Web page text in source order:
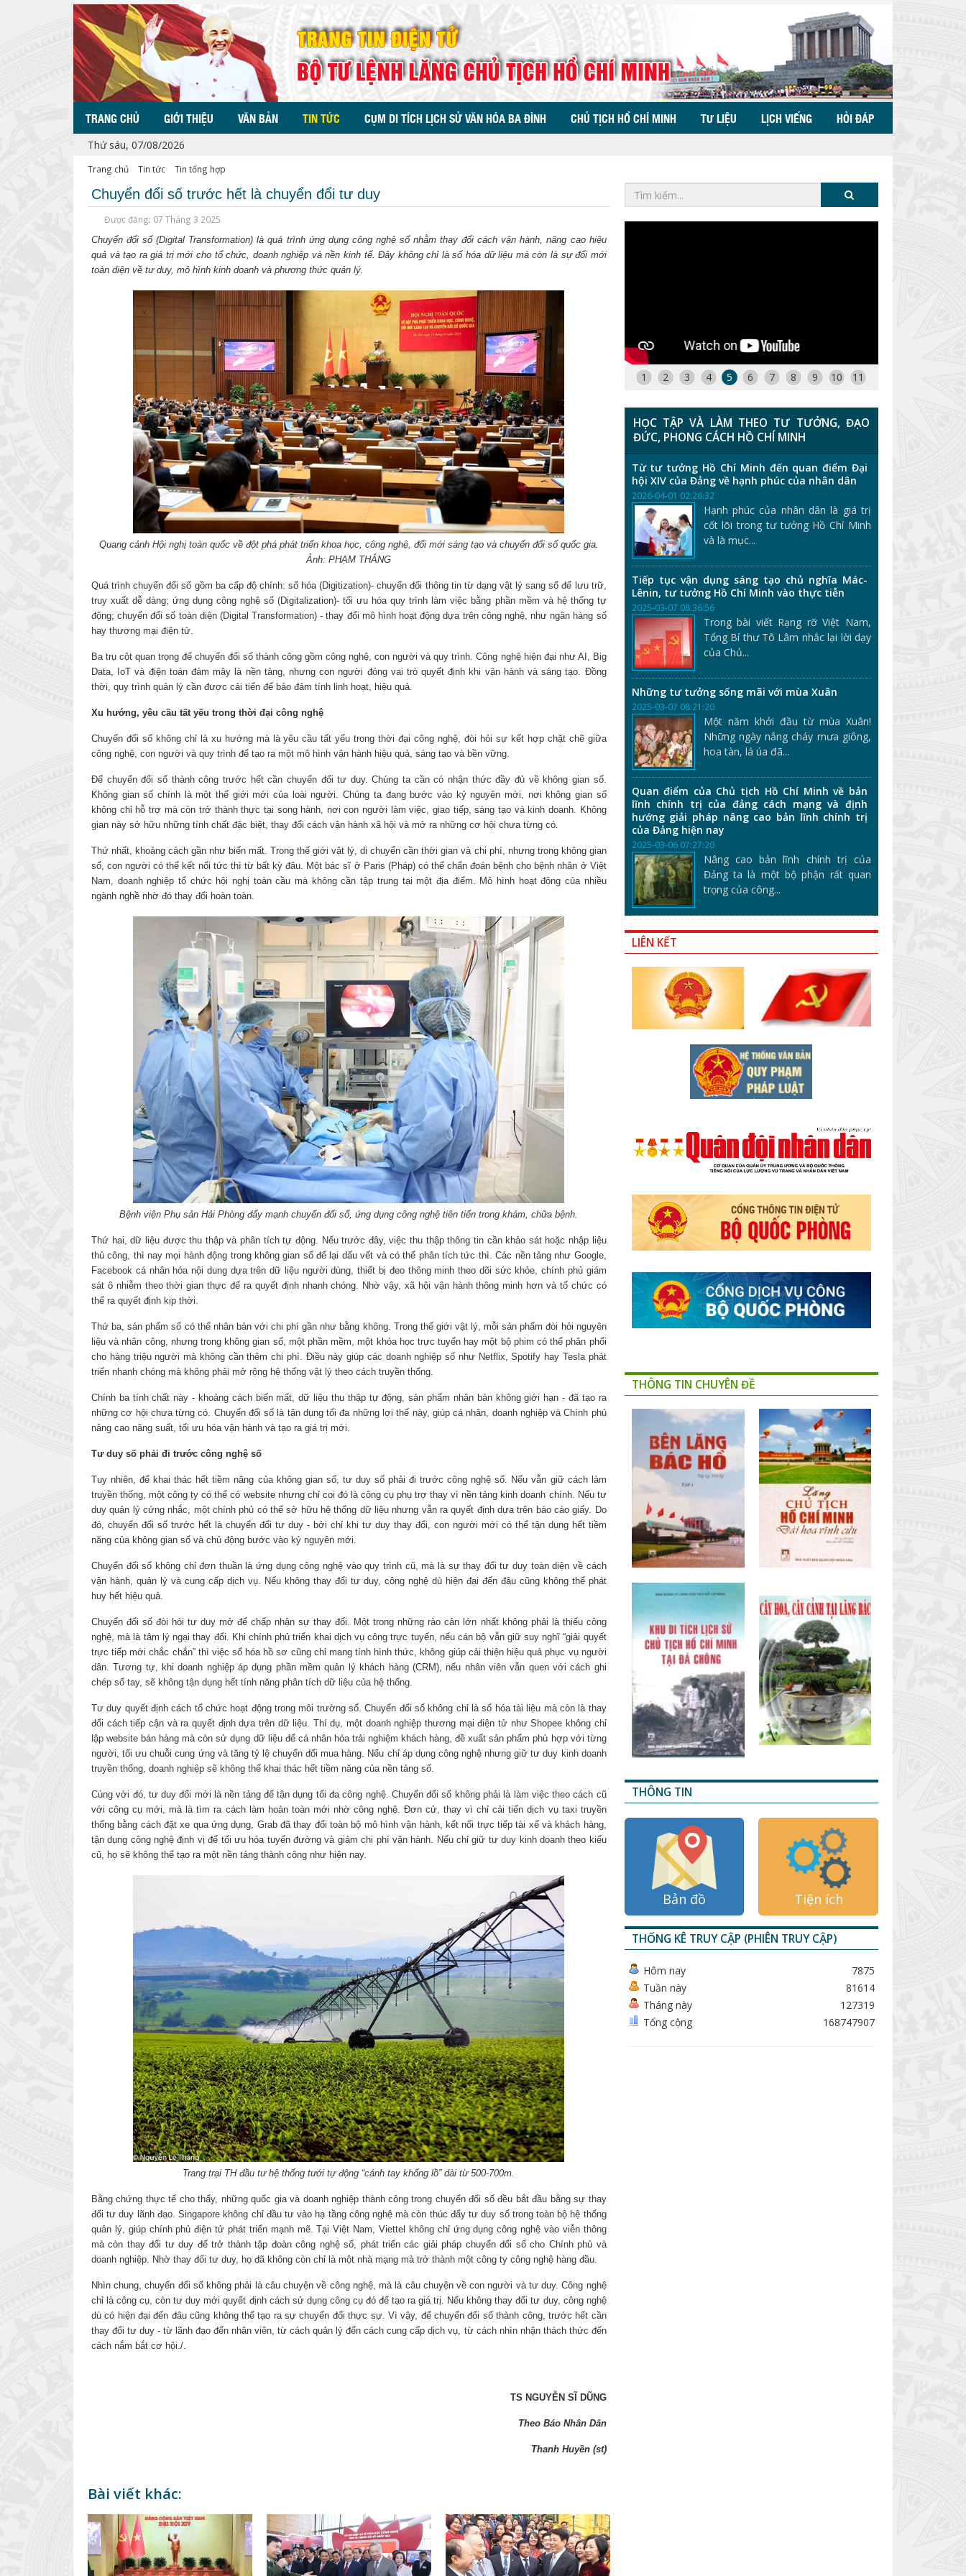
TRANG CHỦ GIỚI THIỆU VĂN BẢN TIN TỨC CỤM DI TÍCH LỊCH SỬ VĂN HÓA BA ĐÌNH CHỦ TỊCH HỒ CHÍ MINH TƯ LIỆU LỊCH VIẾNG HỎI ĐÁP
Thứ sáu, 07/08/2026
Trang chủ Tin tức Tin tổng hợp
Chuyển đổi số trước hết là chuyển đổi tư duy
Được đăng: 07 Tháng 3 2025
Chuyển đổi số (Digital Transformation) là quá trình ứng dụng công nghệ số nhằm thay đổi cách vận hành, nâng cao hiệu
quả và tạo ra giá trị mới cho tổ chức, doanh nghiệp và nền kinh tế. Đây không chỉ là số hóa dữ liệu mà còn là sự đổi mới
toàn diện về tư duy, mô hình kinh doanh và phương thức quản lý.
Quang cảnh Hội nghị toàn quốc về đột phá phát triển khoa học, công nghệ, đổi mới sáng tạo và chuyển đổi số quốc gia.
Ảnh: PHẠM THẮNG
Quá trình chuyển đổi số gồm ba cấp độ chính: số hóa (Digitization)- chuyển đổi thông tin từ dạng vật lý sang số để lưu trữ,
truy xuất dễ dàng; ứng dụng công nghệ số (Digitalization)- tối ưu hóa quy trình làm việc bằng phần mềm và hệ thống tự
động; chuyển đổi số toàn diện (Digital Transformation) - thay đổi mô hình hoạt động dựa trên công nghệ, như ngân hàng số
hay thương mại điện tử.
Ba trụ cột quan trọng để chuyển đổi số thành công gồm công nghệ, con người và quy trình. Công nghệ hiện đại như AI, Big
Data, IoT và điện toán đám mây là nền tảng, nhưng con người đóng vai trò quyết định khi vận hành và sáng tạo. Đồng
thời, quy trình quản lý cần được cải tiến để bảo đảm tính linh hoạt, hiệu quả.
Xu hướng, yêu cầu tất yếu trong thời đại công nghệ
Chuyển đổi số không chỉ là xu hướng mà là yêu cầu tất yếu trong thời đại công nghệ, đòi hỏi sự kết hợp chặt chẽ giữa
công nghệ, con người và quy trình để tạo ra một mô hình vận hành hiệu quả, sáng tạo và bền vững.
Để chuyển đổi số thành công trước hết cần chuyển đổi tư duy. Chúng ta cần có nhận thức đầy đủ về không gian số.
Không gian số chính là một thế giới mới của loài người. Chúng ta đang bước vào kỷ nguyên mới, nơi không gian số
không chỉ hỗ trợ mà còn trở thành thực tại song hành, nơi con người làm việc, giao tiếp, sáng tạo và kinh doanh. Không
gian này sở hữu những tính chất đặc biệt, thay đổi cách vận hành xã hội và mở ra những cơ hội chưa từng có.
Thứ nhất, khoảng cách gần như biến mất. Trong thế giới vật lý, di chuyển cần thời gian và chi phí, nhưng trong không gian
số, con người có thể kết nối tức thì từ bất kỳ đâu. Một bác sĩ ở Paris (Pháp) có thể chẩn đoán bệnh cho bệnh nhân ở Việt
Nam, doanh nghiệp tổ chức hội nghị toàn cầu mà không cần tập trung tại một địa điểm. Mô hình hoạt động của nhiều
ngành nghề nhờ đó thay đổi hoàn toàn.
Bệnh viện Phụ sản Hải Phòng đẩy mạnh chuyển đổi số, ứng dụng công nghệ tiên tiến trong khám, chữa bệnh.
Thứ hai, dữ liệu được thu thập và phân tích tự động. Nếu trước đây, việc thu thập thông tin cần khảo sát hoặc nhập liệu
thủ công, thì nay mọi hành động trong không gian số để lại dấu vết và có thể phân tích tức thì. Các nền tảng như Google,
Facebook cá nhân hóa nội dung dựa trên dữ liệu người dùng, thiết bị đeo thông minh theo dõi sức khỏe, chính phủ giám
sát ô nhiễm theo thời gian thực để ra quyết định nhanh chóng. Nhờ vậy, xã hội vận hành thông minh hơn và tổ chức có
thể ra quyết định kịp thời.
Thứ ba, sản phẩm số có thể nhân bản với chi phí gần như bằng không. Trong thế giới vật lý, mỗi sản phẩm đòi hỏi nguyên
liệu và nhân công, nhưng trong không gian số, một phần mềm, một khóa học trực tuyến hay một bộ phim có thể phân phối
cho hàng triệu người mà không cần thêm chi phí. Điều này giúp các doanh nghiệp số như Netflix, Spotify hay Tesla phát
triển nhanh chóng mà không phải mở rộng hệ thống vật lý theo cách truyền thống.
Chính ba tính chất này - khoảng cách biến mất, dữ liệu thu thập tự động, sản phẩm nhân bản không giới hạn - đã tạo ra
những cơ hội chưa từng có. Chuyển đổi số là tận dụng tối đa những lợi thế này, giúp cá nhân, doanh nghiệp và Chính phủ
nâng cao năng suất, tối ưu hóa vận hành và tạo ra giá trị mới.
Tư duy số phải đi trước công nghệ số
Tuy nhiên, để khai thác hết tiềm năng của không gian số, tư duy số phải đi trước công nghệ số. Nếu vẫn giữ cách làm
truyền thống, một công ty có thể có website nhưng chỉ coi đó là công cụ phụ trợ thay vì nền tảng kinh doanh chính. Nếu tư
duy quản lý cứng nhắc, một chính phủ có thể sở hữu hệ thống dữ liệu nhưng vẫn ra quyết định dựa trên báo cáo giấy. Do
đó, chuyển đổi số trước hết là chuyển đổi tư duy - bởi chỉ khi tư duy thay đổi, con người mới có thể tận dụng hết tiềm
năng của không gian số và chủ động bước vào kỷ nguyên mới.
Chuyển đổi số không chỉ đơn thuần là ứng dụng công nghệ vào quy trình cũ, mà là sự thay đổi tư duy toàn diện về cách
vận hành, quản lý và cung cấp dịch vụ. Nếu không thay đổi tư duy, công nghệ dù hiện đại đến đâu cũng không thể phát
huy hết hiệu quả.
Chuyển đổi số đòi hỏi tư duy mở để chấp nhận sự thay đổi. Một trong những rào cản lớn nhất không phải là thiếu công
nghệ, mà là tâm lý ngại thay đổi. Khi chính phủ triển khai dịch vụ công trực tuyến, nếu cán bộ vẫn giữ suy nghĩ “giải quyết
trực tiếp mới chắc chắn” thì việc số hóa hồ sơ cũng chỉ mang tính hình thức, không giúp cải thiện hiệu quả phục vụ người
dân. Tương tự, khi doanh nghiệp áp dụng phần mềm quản lý khách hàng (CRM), nếu nhân viên vẫn quen với cách ghi
chép sổ tay, sẽ không tận dụng hết tính năng phân tích dữ liệu của hệ thống.
Tư duy quyết định cách tổ chức hoạt động trong môi trường số. Chuyển đổi số không chỉ là số hóa tài liệu mà còn là thay
đổi cách tiếp cận và ra quyết định dựa trên dữ liệu. Thí dụ, một doanh nghiệp thương mại điện tử như Shopee không chỉ
lập website bán hàng mà còn sử dụng dữ liệu để cá nhân hóa trải nghiệm khách hàng, đề xuất sản phẩm phù hợp với từng
người, tối ưu chuỗi cung ứng và tăng tỷ lệ chuyển đổi mua hàng. Nếu chỉ áp dụng công nghệ nhưng giữ tư duy kinh doanh
truyền thống, doanh nghiệp sẽ không thể khai thác hết tiềm năng của nền tảng số.
Cùng với đó, tư duy đổi mới là nền tảng để tận dụng tối đa công nghệ. Chuyển đổi số không phải là làm việc theo cách cũ
với công cụ mới, mà là tìm ra cách làm hoàn toàn mới nhờ công nghệ. Đơn cử, thay vì chỉ cải tiến dịch vụ taxi truyền
thống bằng cách đặt xe qua ứng dụng, Grab đã thay đổi toàn bộ mô hình vận hành, kết nối trực tiếp tài xế và khách hàng,
tận dụng công nghệ định vị để tối ưu hóa tuyến đường và giảm chi phí vận hành. Nếu chỉ giữ tư duy kinh doanh theo kiểu
cũ, họ sẽ không thể tạo ra một nền tảng thành công như hiện nay.
Trang trại TH đầu tư hệ thống tưới tự động “cánh tay khổng lồ” dài từ 500-700m.
Bằng chứng thực tế cho thấy, những quốc gia và doanh nghiệp thành công trong chuyển đổi số đều bắt đầu bằng sự thay
đổi tư duy lãnh đạo. Singapore không chỉ đầu tư vào hạ tầng công nghệ mà còn thúc đẩy tư duy số trong toàn bộ hệ thống
quản lý, giúp chính phủ điện tử phát triển mạnh mẽ. Tại Việt Nam, Viettel không chỉ ứng dụng công nghệ vào viễn thông
mà còn thay đổi tư duy để trở thành tập đoàn công nghệ số, phát triển các giải pháp chuyển đổi số cho Chính phủ và
doanh nghiệp. Nhờ thay đổi tư duy, họ đã không còn chỉ là một nhà mạng mà trở thành một công ty công nghệ hàng đầu.
Nhìn chung, chuyển đổi số không phải là câu chuyện về công nghệ, mà là câu chuyện về con người và tư duy. Công nghệ
chỉ là công cụ, còn tư duy mới quyết định cách sử dụng công cụ đó để tạo ra giá trị. Nếu không thay đổi tư duy, công nghệ
dù có hiện đại đến đâu cũng không thể tạo ra sự chuyển đổi thực sự. Vì vậy, để chuyển đổi số thành công, trước hết cần
thay đổi tư duy - từ lãnh đạo đến nhân viên, từ cách quản lý đến cách cung cấp dịch vụ, từ cách nhìn nhận thách thức đến
cách nắm bắt cơ hội./.
TS NGUYỄN SĨ DŨNG
Theo Báo Nhân Dân
Thanh Huyền (st)
Bài viết khác:
1 2 3 4 5 6 7 8 9 10 11
HỌC TẬP VÀ LÀM THEO TƯ TƯỞNG, ĐẠO
ĐỨC, PHONG CÁCH HỒ CHÍ MINH
Từ tư tưởng Hồ Chí Minh đến quan điểm Đại
hội XIV của Đảng về hạnh phúc của nhân dân
2026-04-01 02:26:32
Hạnh phúc của nhân dân là giá trị
cốt lõi trong tư tưởng Hồ Chí Minh
và là mục...
Tiếp tục vận dụng sáng tạo chủ nghĩa Mác-
Lênin, tư tưởng Hồ Chí Minh vào thực tiễn
2025-03-07 08:36:56
Trong bài viết Rạng rỡ Việt Nam,
Tổng Bí thư Tô Lâm nhắc lại lời dạy
của Chủ...
Những tư tưởng sống mãi với mùa Xuân
2025-03-07 08:21:20
Một năm khởi đầu từ mùa Xuân!
Những ngày nắng cháy mưa giông,
hoa tàn, lá úa đã...
Quan điểm của Chủ tịch Hồ Chí Minh về bản
lĩnh chính trị của đảng cách mạng và định
hướng giải pháp nâng cao bản lĩnh chính trị
của Đảng hiện nay
2025-03-06 07:27:20
Nâng cao bản lĩnh chính trị của
Đảng ta là một bộ phận rất quan
trọng của công...
LIÊN KẾT
THÔNG TIN CHUYÊN ĐỀ
THÔNG TIN
Bản đồ Tiện ích
THỐNG KÊ TRUY CẬP (PHIÊN TRUY CẬP)
Hôm nay
Tuần này
Tháng này
Tổng cộng
7875
81614
127319
168747907